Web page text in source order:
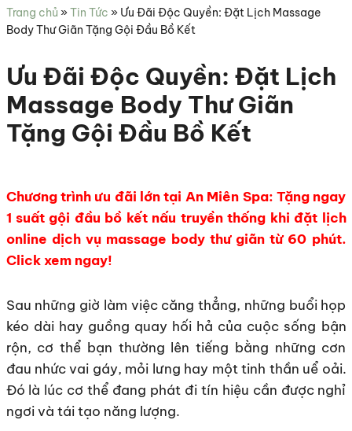
sức
khỏe
Trang chủ »Tin Tức » Ưu Đãi Độc Quyền: Đặt Lịch Massage
Body Thư Giãn Tặng Gội Đầu Bồ Kết
Ưu Đãi Độc Quyền: Đặt Lịch
Massage Body Thư Giãn
Tặng Gội Đầu Bồ Kết
Chương trình ưu đãi lớn tại An Miên Spa: Tặng ngay
1 suất gội đầu bồ kết nấu truyền thống khi đặt lịch
online dịch vụ massage body thư giãn từ 60 phút.
Click xem ngay!
Sau những giờ làm việc căng thẳng, những buổi họp
kéo dài hay guồng quay hối hả của cuộc sống bận
rộn, cơ thể bạn thường lên tiếng bằng những cơn
đau nhức vai gáy, mỏi lưng hay một tinh thần uể oải.
Đó là lúc cơ thể đang phát đi tín hiệu cần được nghỉ
ngơi và tái tạo năng lượng.